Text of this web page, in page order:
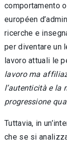
comportamento
européen
ricerche e
per diventare un
la­voro attuali le
lavoro ma
l’autenticità e la
progressione
Tuttavia, in
che se si